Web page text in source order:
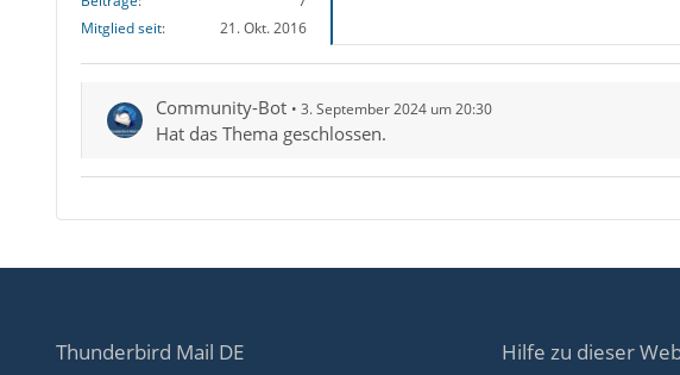
Mitglied seit
21. Okt. 2016
Community-Bot 3. September 2024 um 20:30
Hat das Thema geschlossen.
Thunderbird Mail DE Hilfe zu dieser